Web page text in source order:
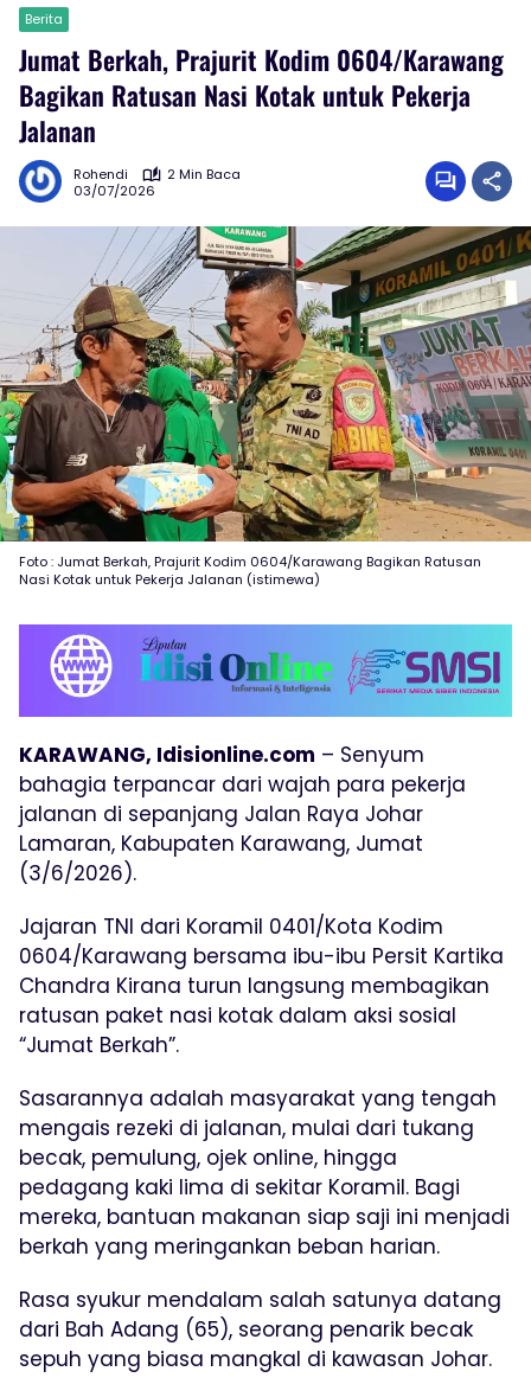
Berita
Jumat Berkah, Prajurit Kodim 0604/Karawang
Bagikan Ratusan Nasi Kotak untuk Pekerja
Jalanan
Rohendi
2 Min Baca
03/07/2026
Foto : Jumat Berkah, Prajurit Kodim 0604/Karawang Bagikan Ratusan
Nasi Kotak untuk Pekerja Jalanan (istimewa)
KARAWANG, Idisionline.com – Senyum
bahagia terpancar dari wajah para pekerja
jalanan di sepanjang Jalan Raya Johar
Lamaran, Kabupaten Karawang, Jumat
(3/6/2026).
Jajaran TNI dari Koramil 0401/Kota Kodim
0604/Karawang bersama ibu-ibu Persit Kartika
Chandra Kirana turun langsung membagikan
ratusan paket nasi kotak dalam aksi sosial
“Jumat Berkah”.
Sasarannya adalah masyarakat yang tengah
mengais rezeki di jalanan, mulai dari tukang
becak, pemulung, ojek online, hingga
pedagang kaki lima di sekitar Koramil. Bagi
mereka, bantuan makanan siap saji ini menjadi
berkah yang meringankan beban harian.
Rasa syukur mendalam salah satunya datang
dari Bah Adang (65), seorang penarik becak
sepuh yang biasa mangkal di kawasan Johar.